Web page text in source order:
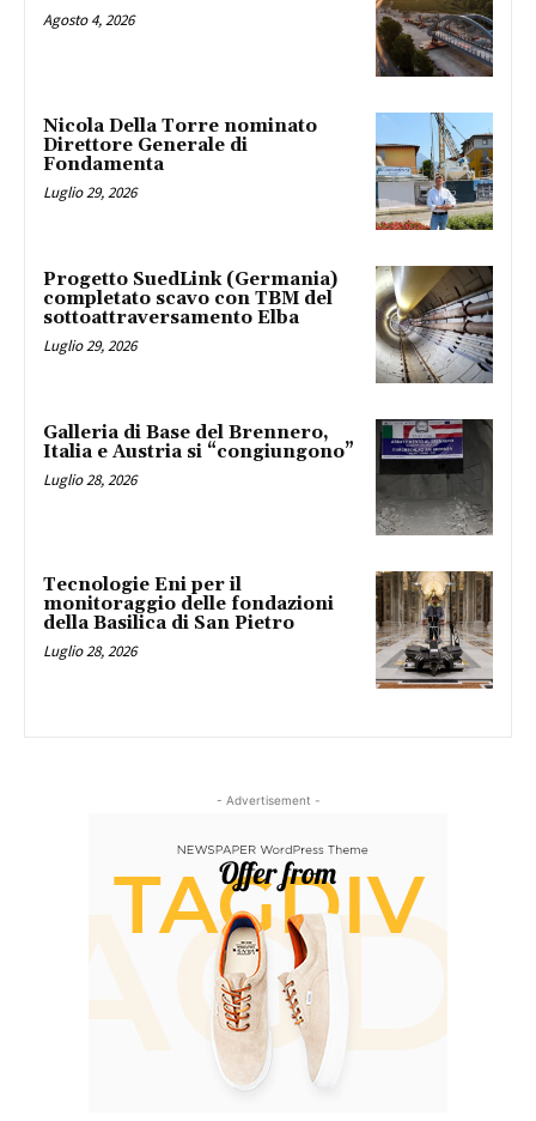
Agosto 4, 2026
Nicola Della Torre nominato
Direttore Generale di
Fondamenta
Luglio 29, 2026
Progetto SuedLink (Germania)
completato scavo con TBM del
sottoattraversamento Elba
Luglio 29, 2026
Galleria di Base del Brennero,
Italia e Austria si “congiungono”
Luglio 28, 2026
Tecnologie Eni per il
monitoraggio delle fondazioni
della Basilica di San Pietro
Luglio 28, 2026
- Advertisement -